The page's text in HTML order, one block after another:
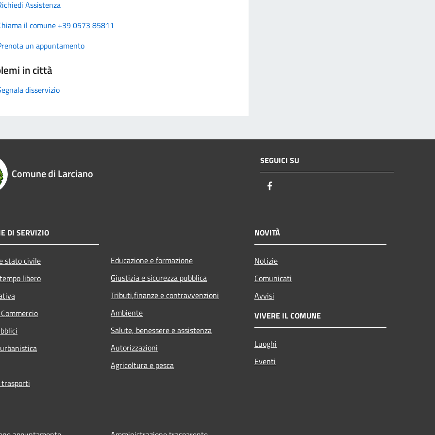
Assistenza
il comune +39 0573 85811
un appuntamento
in città
disservizio
Comune di Larciano
SEGUICI SU
DI SERVIZIO
stato civile
libero
Educazione e formazione
Giustizia e sicurezza pubblica
Tributi,finanze e contravvenzioni
Ambiente
Salute, benessere e assistenza
Autorizzazioni
Agricoltura e pesca
NOVITÀ
Notizie
Comunicati
Avvisi
VIVERE IL COMUNE
Luoghi
Eventi